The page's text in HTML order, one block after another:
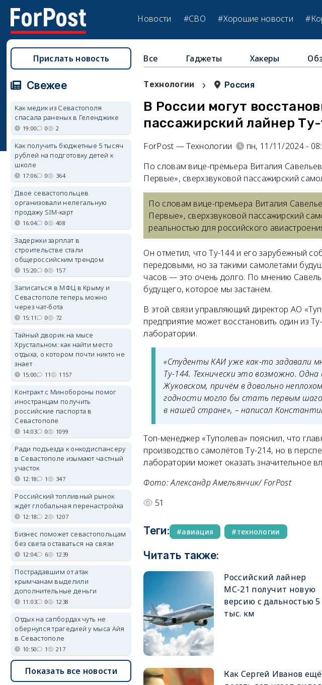
Новости #СВО #Хорошие новости
Все Гаджеты Хакеры
Технологии › Россия
В России могут
пассажирский лайнер
ForPost — Технологии
пн, 11/11/2024 -
По словам вице-премьера Виталия
Первые», сверхзвуковой пассажирский
По словам вице-премьера Виталия
Первые», сверхзвуковой пассажирский
реальностью для российского
Он отметил, что Ту-144 и его зарубежный
передовыми, но за такими самолетами
часов — это очень долго. По мнению
будущего, которое мы застанем.
В этой связи управляющий директор АО
предприятие может восстановить один из
лаборатории.
«Студенты КАИ уже как-то задавали
Ту-144. Технически это возможно.
Жуковском, причём в довольно
годности могло бы стать первым
в нашей стране», – написал
Топ-менеджер «Туполева» пояснил, что
производство самолётов Ту-214, но в
лаборатории может оказать значительное
Фото: Александр Амельянчик/ ForPost
51
Теги: авиация технологии
Читать также:
Российский лайнер
МС-21 получит новую
версию с дальностью 5
тыс. км
Как Сергей Иванов ещё
Прислать новость
Свежее
Как медик из Севастополя
спасала раненых в Геленджике
19:00 0 2
Как получить бюджетные 5 тысяч
рублей на подготовку детей к
школе
17:06 0 364
Двое севастопольцев
организовали нелегальную
продажу SIM-карт
16:04 0 408
Задержки зарплат в
строительстве стали
общероссийским трендом
15:20 0 157
Записаться в МФЦ в Крыму и
Севастополе теперь можно
через чат-бота
15:11 0 72
Тайный дворик на мысе
Хрустальном: как найти место
отдыха, о котором почти никто не
знает
15:00 11 1157
Контракт с Минобороны помог
иностранцам получить
российские паспорта в
Севастополе
14:03 0 1099
Ради подъезда к онкодиспансеру
в Севастополе изымают частный
участок
12:18 1 347
Российский топливный рынок
ждёт глобальная перенастройка
12:18 2 1207
Бизнес поможет севастопольцам
без света оставаться на связи
12:04 6 1239
Пострадавшим от атак
крымчанам выделили
дополнительные деньги
11:03 0 1238
Отдых на сапбордах чуть не
обернулся трагедией у мыса Айя
в Севастополе
10:50 1 217
Показать все новости